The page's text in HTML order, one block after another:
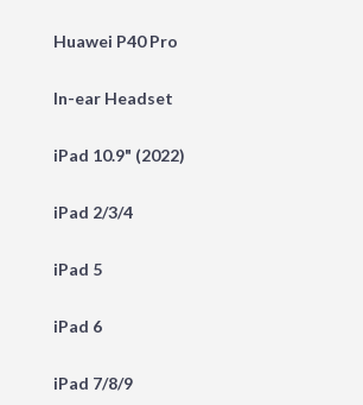
Huawei P40 Pro
In-ear Headset
iPad 10.9" (2022)
iPad 2/3/4
iPad 5
iPad 6
iPad 7/8/9